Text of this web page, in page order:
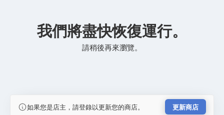
我們將盡快恢復運行。
請稍後再來瀏覽。
如果您是店主，請登錄以更新您的商店。 更新商店